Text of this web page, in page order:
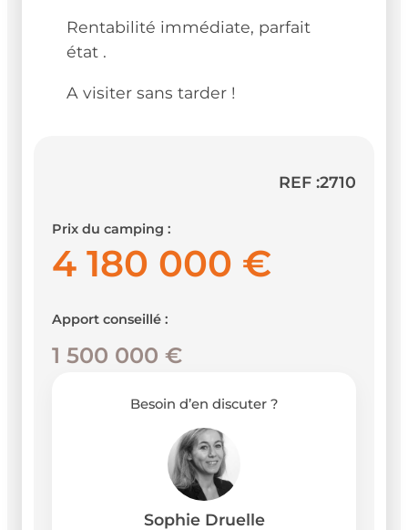
Rentabilité immédiate, parfait
état .
A visiter sans tarder !
REF :2710
Prix du camping :
4 180 000 €
Apport conseillé :
1 500 000 €
Besoin d’en discuter ?
Sophie Druelle